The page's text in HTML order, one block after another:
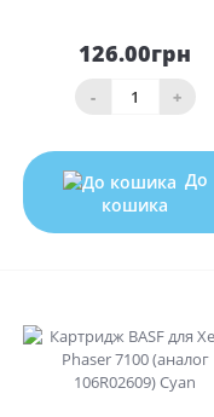
126.00грн
- +
До
кошика